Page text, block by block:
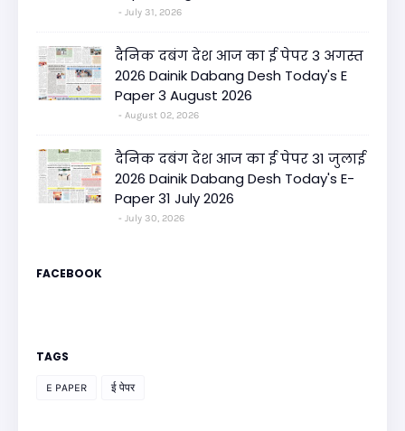
July 31, 2026
दैनिक दबंग देश आज का ई पेपर 3 अगस्त
2026 Dainik Dabang Desh Today's E
Paper 3 August 2026
August 02, 2026
दैनिक दबंग देश आज का ई पेपर 31 जुलाई
2026 Dainik Dabang Desh Today's E-
Paper 31 July 2026
July 30, 2026
FACEBOOK
TAGS
E PAPER ई पेपर